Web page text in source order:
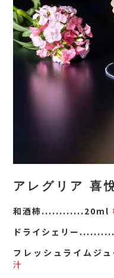
アレグリア 喜
和酒柿............20ml
ドライシェリー
フレッシュライムジュ
汁